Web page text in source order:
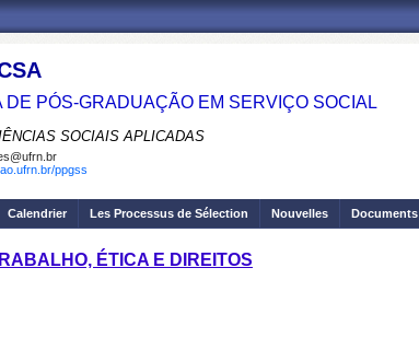
DE PÓS-GRADUAÇÃO EM SERVIÇO SOCIAL
SOCIAIS APLICADAS
ppgss
Calendrier Les Processus de Sélection Nouvelles Documents
ÉTICA E DIREITOS